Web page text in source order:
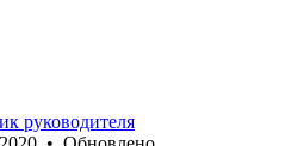
руководителя